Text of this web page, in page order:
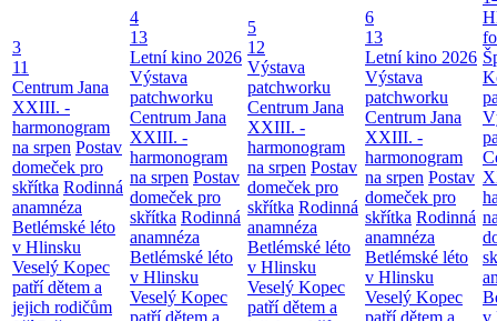
3
11
Centrum Jana
XXIII. -
harmonogram
na srpen Postav
domeček pro
skřítka Rodinná
anamnéza
Betlémské léto
v Hlinsku
Veselý Kopec
patří dětem a
jejich rodičům
4
13
Letní kino 2026
Výstava
patchworku
Centrum Jana
XXIII. -
harmonogram
na srpen Postav
domeček pro
skřítka Rodinná
anamnéza
Betlémské léto
v Hlinsku
Veselý Kopec
patří dětem a
5
12
Výstava
patchworku
Centrum Jana
XXIII. -
harmonogram
na srpen Postav
domeček pro
skřítka Rodinná
anamnéza
Betlémské léto
v Hlinsku
Veselý Kopec
patří dětem a
6
13
Letní kino 2026
Výstava
patchworku
Centrum Jana
XXIII. -
harmonogram
na srpen Postav
domeček pro
skřítka Rodinná
anamnéza
Betlémské léto
v Hlinsku
Veselý Kopec
patří dětem a
v